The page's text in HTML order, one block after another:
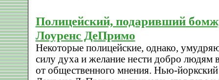
Полицейский, подаривший
Лоуренс ДеПримо
Некоторые полицейские, однако,
силу духа и желание нести добро людям
от общественного мнения. Нью-